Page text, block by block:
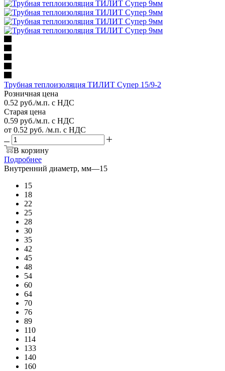
Трубная теплоизоляция ТИЛИТ Супер 15/9-2
Розничная цена
0.52 руб./м.п. с НДС
Старая цена
0.59 руб./м.п. с НДС
от 0.52 руб. /м.п. с НДС
В корзину
Подробнее
Внутренний диаметр, мм—15
15
18
22
25
28
30
35
42
45
48
54
60
64
70
76
89
110
114
133
140
160